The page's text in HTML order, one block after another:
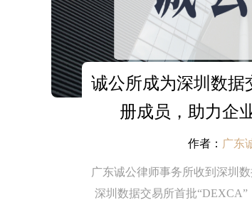
诚公所成为深圳数据
册成员，助力企
作者： 广东
广东诚公律师事务所收到深圳
深圳数据交易所首批